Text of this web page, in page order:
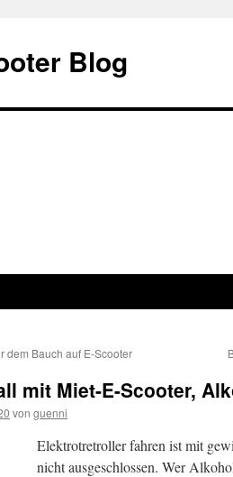
Blog
dem Bauch auf E-Scooter
mit Miet-E-Scooter,
von guenni
Elektrotretroller fahren ist mit
nicht ausgeschlossen. Wer